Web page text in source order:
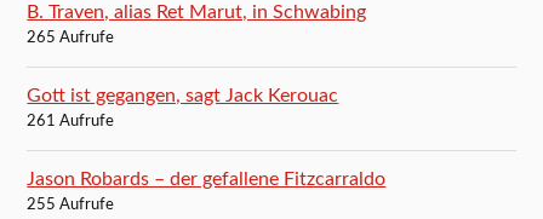
B. Traven, alias Ret Marut, in Schwabing
265 Aufrufe
Gott ist gegangen, sagt Jack Kerouac
261 Aufrufe
Jason Robards – der gefallene Fitzcarraldo
255 Aufrufe